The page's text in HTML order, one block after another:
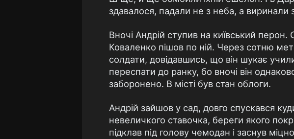
здавалося, падали не з неба, а виринали
Вночi Андрiй ступив на київський
Коваленко пiшов по нiй. Через сотню
солдати, довiдавшись, що вiн шукає
переспати до ранку, бо вночi вiн
заборонено. В мiстi був стан облоги.
Андрiй зайшов у сад, довго спускався
невеличкого ставочка, береги якого
пiдклав пiд голову чемодан i заснув